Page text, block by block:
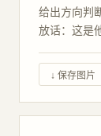
给出方向判
放话：这是
↓ 保存图片